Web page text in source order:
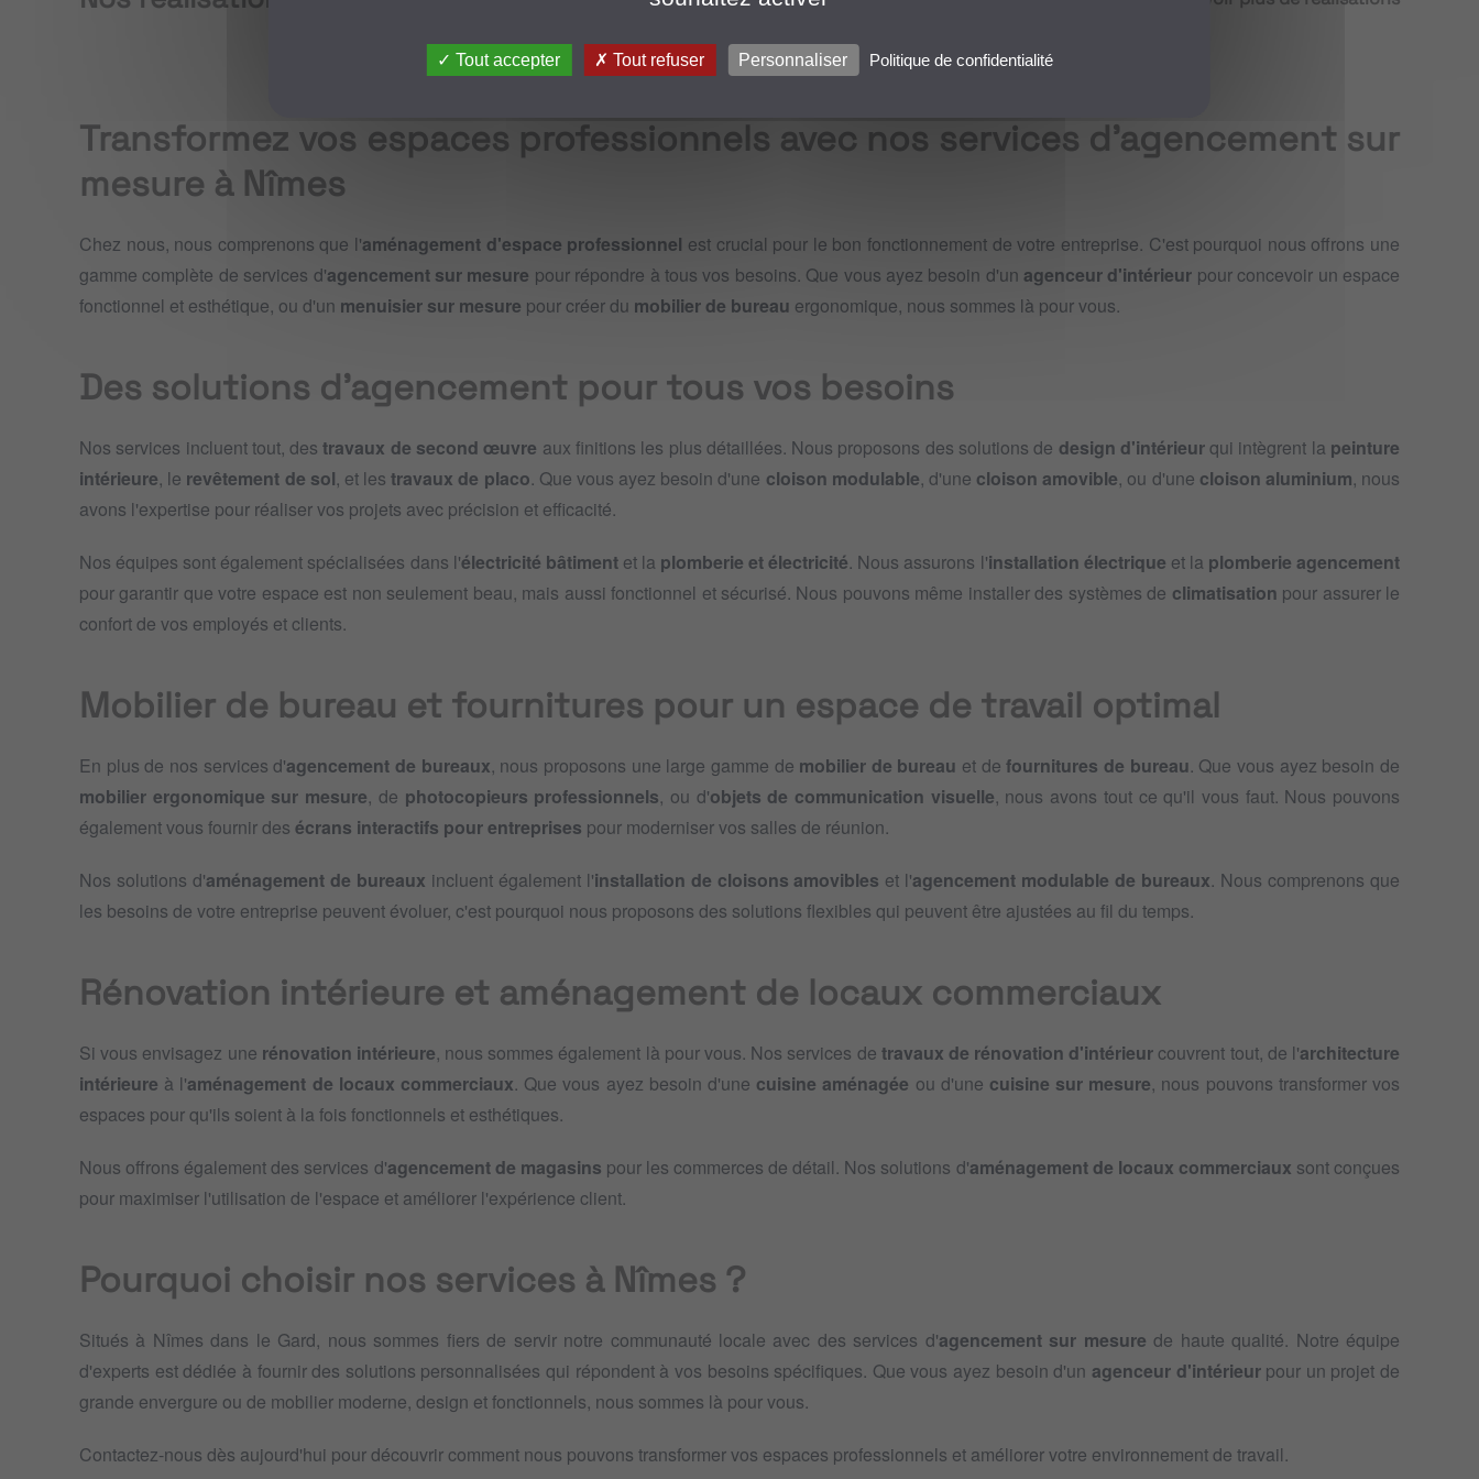
...
...
Transformez vos espaces professionnels avec nos services d'agencement sur
mesure à Nîmes
Chez nous, nous comprenons que l'aménagement d'espace professionnel est crucial pour le bon fonctionnement de votre entreprise. C'est pourquoi nous offrons une
gamme complète de services d'agencement sur mesure pour répondre à tous vos besoins. Que vous ayez besoin d'un agenceur d'intérieur pour concevoir un espace
fonctionnel et esthétique, ou d'un menuisier sur mesure pour créer du mobilier de bureau ergonomique, nous sommes là pour vous.
Des solutions d'agencement pour tous vos besoins
Nos services incluent tout, destravaux de second œuvre aux finitions les plus détaillées. Nous proposons des solutions de design d'intérieurqui intègrent la peinture
intérieure, le revêtement de sol, et lestravaux de placo. Que vous ayez besoin d'une cloison modulable, d'une cloison amovible, ou d'une cloison aluminium, nous
avons l'expertise pour réaliser vos projets avec précision et efficacité.
Nos équipes sont également spécialisées dans l'électricité bâtimentet la plomberie et électricité. Nous assurons l'installation électrique et la plomberie agencement
pour garantir que votre espace est non seulement beau, mais aussi fonctionnel et sécurisé. Nous pouvons même installer des systèmes de climatisation pour assurer le
confort de vos employés et clients.
Mobilier de bureau et fournitures pour un espace de travail optimal
En plus de nos services d'agencement de bureaux, nous proposons une large gamme de mobilier de bureau et defournitures de bureau. Que vous ayez besoin de
mobilier ergonomique sur mesure, de photocopieurs professionnels, ou d'objets de communication visuelle, nous avons tout ce qu'il vous faut. Nous pouvons
également vous fournir des écrans interactifs pour entreprises pour moderniser vos salles de réunion.
Nos solutions d'aménagement de bureaux incluent également l'installation de cloisons amovibles et l'agencement modulable de bureaux. Nous comprenons que
les besoins de votre entreprise peuvent évoluer, c'est pourquoi nous proposons des solutions flexibles qui peuvent être ajustées au fil du temps.
Rénovation intérieure et aménagement de locaux commerciaux
Si vous envisagez une rénovation intérieure, nous sommes également là pour vous. Nos services de travaux de rénovation d'intérieur couvrent tout, de l'architecture
intérieure à l'aménagement de locaux commerciaux. Que vous ayez besoin d'une cuisine aménagée ou d'une cuisine sur mesure, nous pouvons transformer vos
espaces pour qu'ils soient à la fois fonctionnels et esthétiques.
Nous offrons également des services d'agencement de magasins pour les commerces de détail. Nos solutions d'aménagement de locaux commerciaux sont conçues
pour maximiser l'utilisation de l'espace et améliorer l'expérience client.
Pourquoi choisir nos services à Nîmes ?
Situés à Nîmes dans le Gard, nous sommes fiers de servir notre communauté locale avec des services d'agencement sur mesure de haute qualité. Notre équipe
d'experts est dédiée à fournir des solutions personnalisées qui répondent à vos besoins spécifiques. Que vous ayez besoin d'un agenceur d'intérieurpour un projet de
grande envergure ou de mobilier moderne, design et fonctionnels, nous sommes là pour vous.
Contactez-nous dès aujourd'hui pour découvrir comment nous pouvons transformer vos espaces professionnels et améliorer votre environnement de travail.
Tout accepter Tout refuser Personnaliser Politique de confidentialité